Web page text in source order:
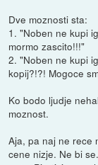
Dve moznosti sta:
1. "Noben ne kupi
mormo zascito!!!"
2. "Noben ne kupi
kopij?!?! Mogoce
Ko bodo ljudje
moznost.
Aja, pa naj ne rece
cene nizje. Ne bi